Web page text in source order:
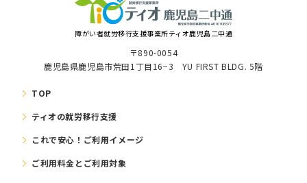
障がい者就労移⾏⽀援事業所ティオ鹿児島二中通
〒890-0054
鹿児島県鹿児島市荒田1丁目16−3 YU FIRST BLDG. 5階
TOP
ティオの就労移⾏⽀援
これで安⼼！ご利⽤イメージ
ご利⽤料⾦とご利⽤対象